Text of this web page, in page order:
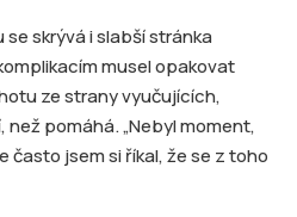
skrývá i slabší stránka
musel opakovat
ze strany vyučujících,
pomáhá. „Nebyl moment,
často jsem si říkal, že se z toho